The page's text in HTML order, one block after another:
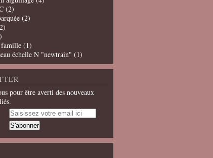
(2)
(2)
famille (1)
échelle N "newtrain" (1)
pour être averti des nouveaux